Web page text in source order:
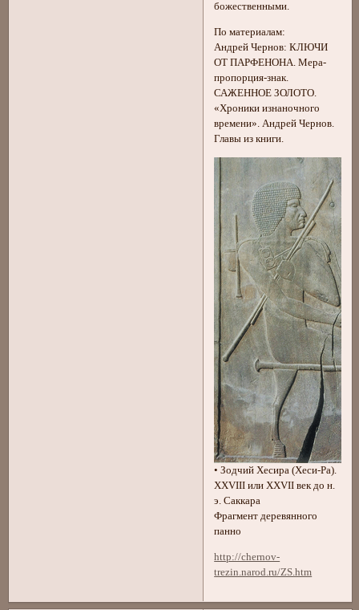
божественными.
По материалам:
Андрей Чернов: КЛЮЧИ
ОТ ПАРФЕНОНА. Мера-
пропорция-знак.
САЖЕННОЕ ЗОЛОТО.
«Хроники изнаночного
времени». Андрей Чернов.
Главы из книги.
• Зодчий Хесира (Хеси-Ра).
XXVIII или XXVII век до н.
э. Саккара
Фрагмент деревянного
панно
http://chernov-
trezin.narod.ru/ZS.htm